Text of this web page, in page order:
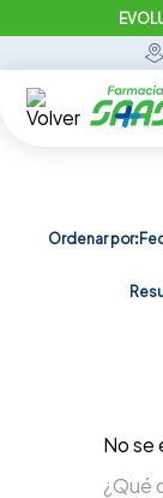
Ordenar por
No se
¿Qué